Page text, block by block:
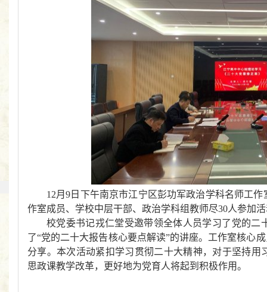
1 2月9日下午南京市江宁区彭功军政治学科名师工作
作室成员、学校中层干部、政治学科组教师尽30人参加
校党委书记戎仁堂受邀带领全体人员学习了党的二
了“党的二十大报告核心要点解读”的讲座。 工作室核心
分享。本次活动紧扣学习贯彻二十大精神，对于坚持用
思政课教学改革，更好地为党育人将起到积极作用。